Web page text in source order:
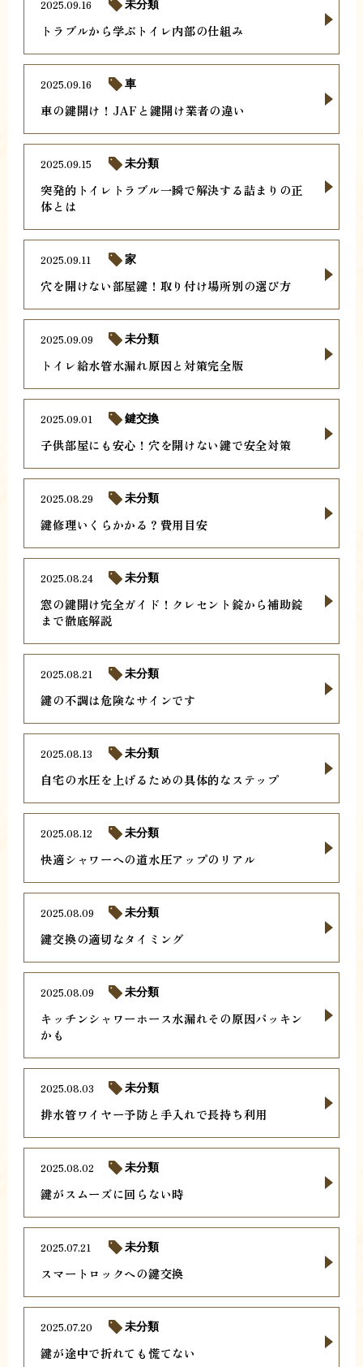
トラブルから学ぶトイレ内部の仕組み
2025.09.16 未分類
車の鍵開け！JAFと鍵開け業者の違い
2025.09.16 車
突発的トイレトラブル一瞬で解決する詰まりの正
体とは
2025.09.15 未分類
穴を開けない部屋鍵！取り付け場所別の選び方
2025.09.11 家
トイレ給水管水漏れ原因と対策完全版
2025.09.09 未分類
子供部屋にも安心！穴を開けない鍵で安全対策
2025.09.01 鍵交換
鍵修理いくらかかる？費用目安
2025.08.29 未分類
窓の鍵開け完全ガイド！クレセント錠から補助錠
まで徹底解説
2025.08.24 未分類
鍵の不調は危険なサインです
2025.08.21 未分類
自宅の水圧を上げるための具体的なステップ
2025.08.13 未分類
快適シャワーへの道水圧アップのリアル
2025.08.12 未分類
鍵交換の適切なタイミング
2025.08.09 未分類
キッチンシャワーホース水漏れその原因パッキン
かも
2025.08.09 未分類
排水管ワイヤー予防と手入れで長持ち利用
2025.08.03 未分類
鍵がスムーズに回らない時
2025.08.02 未分類
スマートロックへの鍵交換
2025.07.21 未分類
鍵が途中で折れても慌てない
2025.07.20 未分類